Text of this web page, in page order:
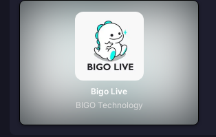
Bigo Live
BIGO Technology